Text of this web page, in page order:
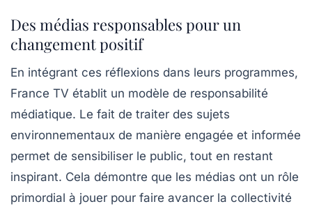
Des médias responsables pour un
changement positif
En intégrant ces réflexions dans leurs programmes,
France TV établit un modèle de responsabilité
médiatique. Le fait de traiter des sujets
environnementaux de manière engagée et informée
permet de sensibiliser le public, tout en restant
inspirant. Cela démontre que les médias ont un rôle
primordial à jouer pour faire avancer la collectivité